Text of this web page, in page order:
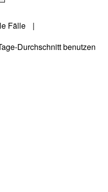
Fälle
|
Durchschnitt benutzen